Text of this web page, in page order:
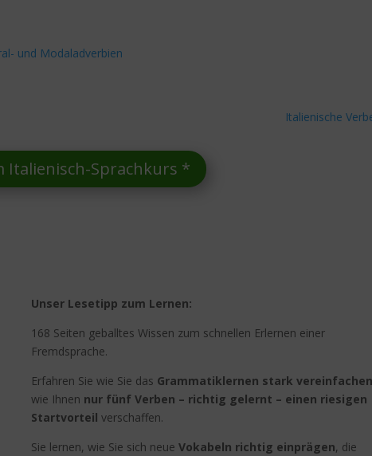
und Modaladverbien
Italienische
Italienisch-Sprachkurs *
Unser Lesetipp zum Lernen:
168 Seiten geballtes Wissen zum schnellen Erlernen einer
Fremdsprache.
Erfahren Sie wie Sie das Grammatiklernen stark
wie Ihnen nur fünf Verben – richtig gelernt – einen riesigen
Startvorteil verschaffen.
Sie lernen, wie Sie sich neueVokabeln richtig einprägen, die